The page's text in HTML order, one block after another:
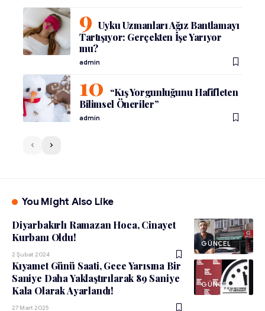
Uyku Uzmanları Ağız Bantlamayı
Tartışıyor: Gerçekten İşe Yarıyor
mu?
admin
“Kış Yorgunluğunu Hafifleten
Bilimsel Öneriler”
admin
You Might Also Like
GÜNCEL
Diyarbakırlı Ramazan Hoca, Cinayet
Kurbanı Oldu!
2 Şubat 2024
GÜNCEL
Kıyamet Günü Saati, Gece Yarısına Bir
Saniye Daha Yaklaştırılarak 89 Saniye
Kala Olarak Ayarlandı!
27 Mart 2025